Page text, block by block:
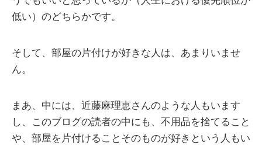
低い）のどちらかです。
そして、部屋の片付けが好きな人は、あまりいませ
ん。
まあ、中には、近藤麻理恵さんのような人もいます
し、このブログの読者の中にも、不用品を捨てること
や、部屋を片付けることそのものが好きという人もい